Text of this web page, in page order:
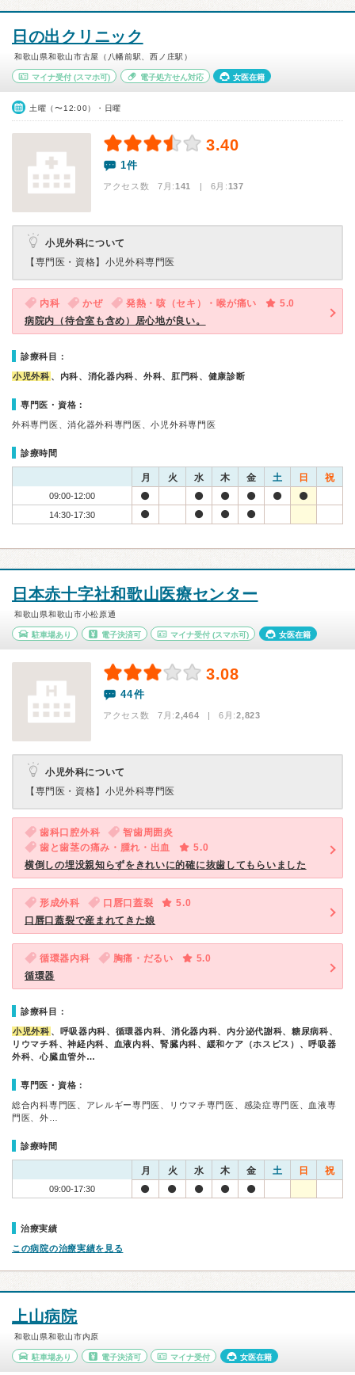
日の出クリニック
和歌山県和歌山市古屋（八幡前駅、西ノ庄駅）
マイナ受付 (スマホ可) 電子処方せん対応 女医在籍
土曜（〜12:00）・日曜
3.40
1件
アクセス数 7月:141 | 6月:137
小児外科について
【専門医・資格】 小児外科専門医
内科 かぜ 発熱・咳（セキ）・喉が痛い
5.0
病院内（待合室も含め）居心地が良い。
診療科目：
小児外科 、内科、消化器内科、外科、肛門科、健康診断
専門医・資格：
外科専門医、消化器外科専門医、小児外科専門医
診療時間
月 火 水 木 金 土 日 祝
09:00-12:00
14:30-17:30
日本赤十字社和歌山医療センター
和歌山県和歌山市小松原通
駐車場あり 電子決済可 マイナ受付 (スマホ可) 女医在籍
3.08
44件
アクセス数 7月:2,464 | 6月:2,823
小児外科について
【専門医・資格】 小児外科専門医
歯科口腔外科
智歯周囲炎
歯と歯茎の痛み・腫れ・出血
5.0
横倒しの埋没親知らずをきれいに的確に抜歯してもらいました
形成外科 口唇口蓋裂
5.0
口唇口蓋裂で産まれてきた娘
循環器内科 胸痛・だるい
5.0
循環器
診療科目：
小児外科 、呼吸器内科、循環器内科、消化器内科、内分泌代謝科、糖尿病科、
リウマチ科、神経内科、血液内科、腎臓内科、緩和ケア（ホスピス）、呼吸器
外科、心臓血管外…
専門医・資格：
総合内科専門医、アレルギー専門医、リウマチ専門医、感染症専門医、血液専
門医、外…
診療時間
月 火 水 木 金 土 日 祝
09:00-17:30
治療実績
この病院の治療実績を見る
上山病院
和歌山県和歌山市内原
駐車場あり 電子決済可 マイナ受付 女医在籍